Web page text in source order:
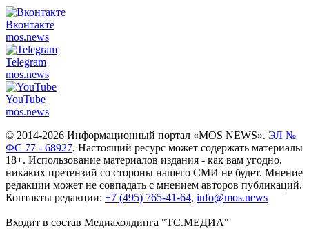
Вконтакте
mos.news
Telegram
mos.news
YouTube
mos.news
© 2014-2026 Информационный портал «MOS NEWS». ЭЛ №
ФС 77 - 68927. Настоящий ресурс может содержать материалы
18+. Использование материалов издания - как вам угодно,
никаких претензий со стороны нашего СМИ не будет. Мнение
редакции может не совпадать с мнением авторов публикаций.
Контакты редакции: +7 (495) 765-41-64, info@mos.news
Входит в состав Медиахолдинга "ТС.МЕДИА"